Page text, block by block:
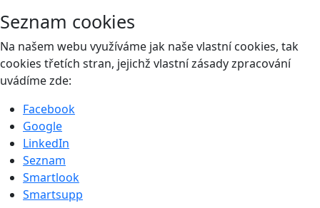
Seznam cookies
Na našem webu využíváme jak naše vlastní cookies, tak
cookies třetích stran, jejichž vlastní zásady zpracování
uvádíme zde:
Facebook
Google
LinkedIn
Seznam
Smartlook
Smartsupp